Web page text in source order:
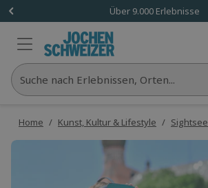
Über 9.000 Erlebnisse
Suche nach Erlebnissen, Orten...
Home / Kunst, Kultur & Lifestyle /